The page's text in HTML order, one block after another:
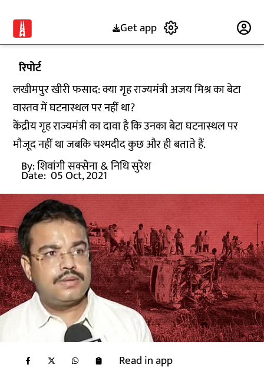
Get app
रिपोर्ट
लखीमपुर खीरी फसाद: क्या गृह राज्यमंत्री अजय मिश्र का बेटा
वास्तव में घटनास्थल पर नहीं था?
केंद्रीय गृह राज्यमंत्री का दावा है कि उनका बेटा घटनास्थल पर
मौजूद नहीं था जबकि चश्मदीद कुछ और ही बताते हैं.
By:शिवांगी सक्सेना& निधि सुरेश
Date: 05 Oct, 2021
Read in app